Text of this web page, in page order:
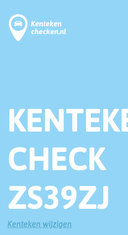
CHECK
ZS39ZJ
Kenteken wijzigen